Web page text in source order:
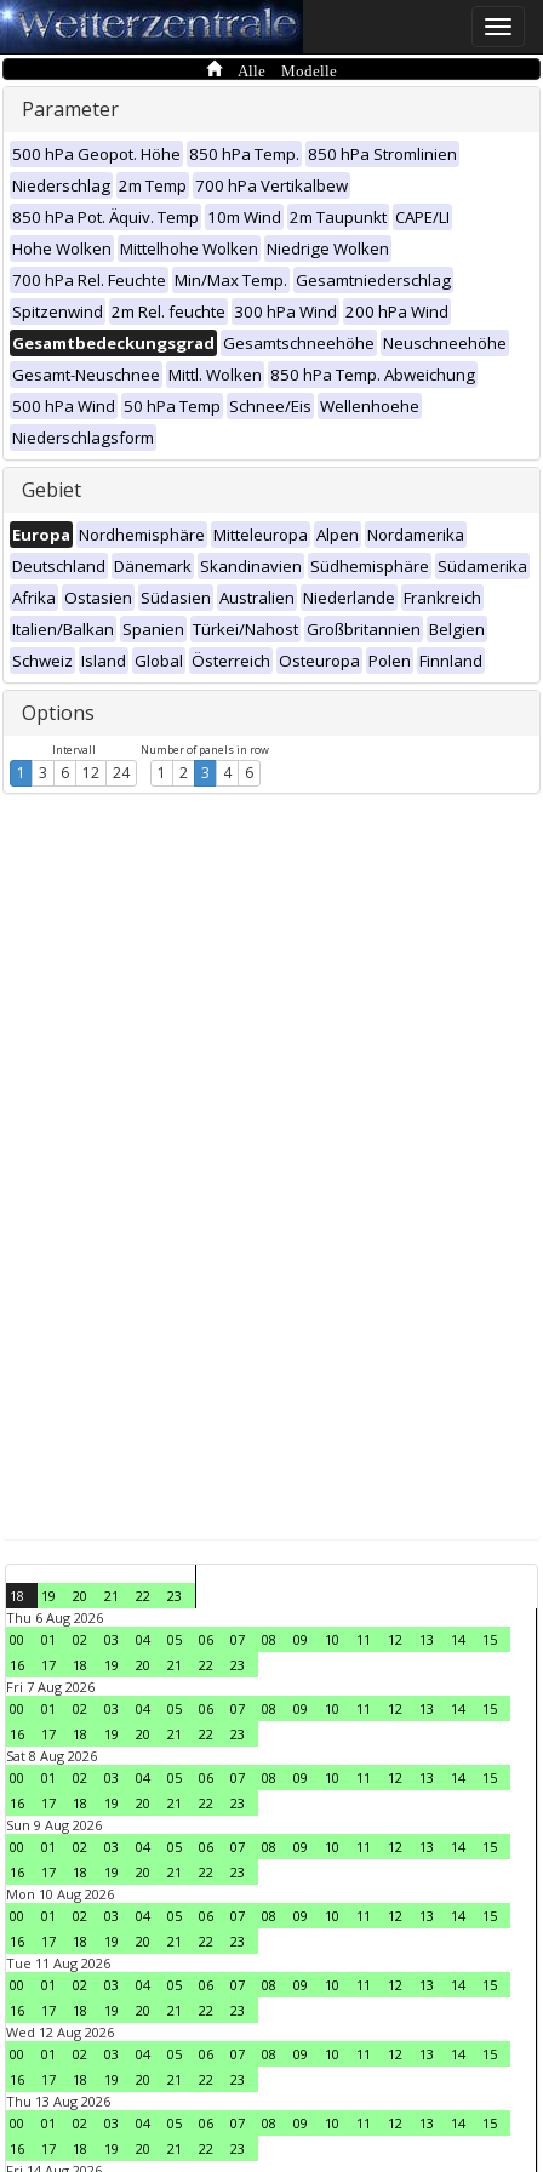
Toggle
Alle Modelle
Parameter
500 hPa Geopot. Höhe 850 hPa Temp. 850 hPa Stromlinien
Niederschlag 2m Temp 700 hPa Vertikalbew
850 hPa Pot. Äquiv. Temp 10m Wind 2m Taupunkt CAPE/LI
Hohe Wolken Mittelhohe Wolken Niedrige Wolken
700 hPa Rel. Feuchte Min/Max Temp. Gesamtniederschlag
Spitzenwind 2m Rel. feuchte 300 hPa Wind 200 hPa Wind
Gesamtbedeckungsgrad Gesamtschneehöhe Neuschneehöhe
Gesamt-Neuschnee Mittl. Wolken 850 hPa Temp. Abweichung
500 hPa Wind 50 hPa Temp Schnee/Eis Wellenhoehe
Niederschlagsform
Gebiet
Europa Nordhemisphäre Mitteleuropa Alpen Nordamerika
Deutschland Dänemark Skandinavien Südhemisphäre Südamerika
Afrika Ostasien Südasien Australien Niederlande Frankreich
Italien/Balkan Spanien Türkei/Nahost Großbritannien Belgien
Schweiz Island Global Österreich Osteuropa Polen Finnland
Options
Intervall
1 3 6 12 24
Number of panels in row
1 2 3 4 6
18 19 20 21 22
23
Thu 6 Aug 2026
00
01 02 03 04 05 06 07 08 09 10 11 12 13 14
15
16
17 18 19 20 21 22
23
Fri 7 Aug 2026
00
01 02 03 04 05 06 07 08 09 10 11 12 13 14
15
16
17 18 19 20 21 22
23
Sat 8 Aug 2026
00
01 02 03 04 05 06 07 08 09 10 11 12 13 14
15
16
17 18 19 20 21 22
23
Sun 9 Aug 2026
00
01 02 03 04 05 06 07 08 09 10 11 12 13 14
15
16
17 18 19 20 21 22
23
Mon 10 Aug 2026
00
01 02 03 04 05 06 07 08 09 10 11 12 13 14
15
16
17 18 19 20 21 22
23
Tue 11 Aug 2026
00
01 02 03 04 05 06 07 08 09 10 11 12 13 14
15
16
17 18 19 20 21 22
23
Wed 12 Aug 2026
00
01 02 03 04 05 06 07 08 09 10 11 12 13 14
15
16
17 18 19 20 21 22
23
Thu 13 Aug 2026
00
01 02 03 04 05 06 07 08 09 10 11 12 13 14
15
16
17 18 19 20 21 22
23